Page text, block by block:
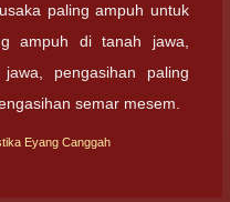
paling ampuh untuk
ampuh di tanah jawa,
pengasihan paling
semar mesem.
Eyang Canggah